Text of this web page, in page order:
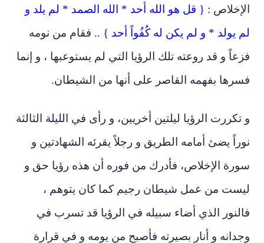
الإخلاص : { قل هو الله أحد * الله الصمد * لم يلد و
لم يولد * و لم يكن له كُفُواً أحد } .. فقام من نومه
فزعاً و قد روعته تلك الرؤيا التي لم يستوعبها ، و إنما
فسرها بفهمه القاصر على أنها من الشيطان.
و تكررت الرؤيا ليلتين أخريين، و رأى في الليلة الثالثة
نوراً يضئ أمامه الطريق و رجلاً يقرئه الشهادتين و
سورة الإخلاص، فأدرك من فوره أن هذه رؤيا حق و
ليست من عمل شيطان رجيم كما كان يتوهم ،
فالنور الذي أضاء سبيله في الرؤيا قد تسرب في
وجدانه و أنار بصيرته فأصبح من يومه و في قرارة